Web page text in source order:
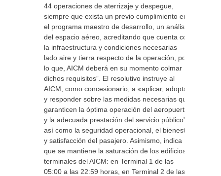
44 operaciones de aterrizaje y despegue,
siempre que exista un previo cumplimiento en
el programa maestro de desarrollo, un análisis
del espacio aéreo, acreditando que cuenta con
la infraestructura y condiciones necesarias
lado aire y tierra respecto de la operación, por
lo que, AICM deberá en su momento colmar
dichos requisitos”. El resolutivo instruye al
AICM, como concesionario, a «aplicar, adoptar
y responder sobre las medidas necesarias que
garanticen la óptima operación del aeropuerto
y la adecuada prestación del servicio público”,
así como la seguridad operacional, el bienestar
y satisfacción del pasajero. Asimismo, indica
que se mantiene la saturación de los edificios
terminales del AICM: en Terminal 1 de las
05:00 a las 22:59 horas, en Terminal 2 de las